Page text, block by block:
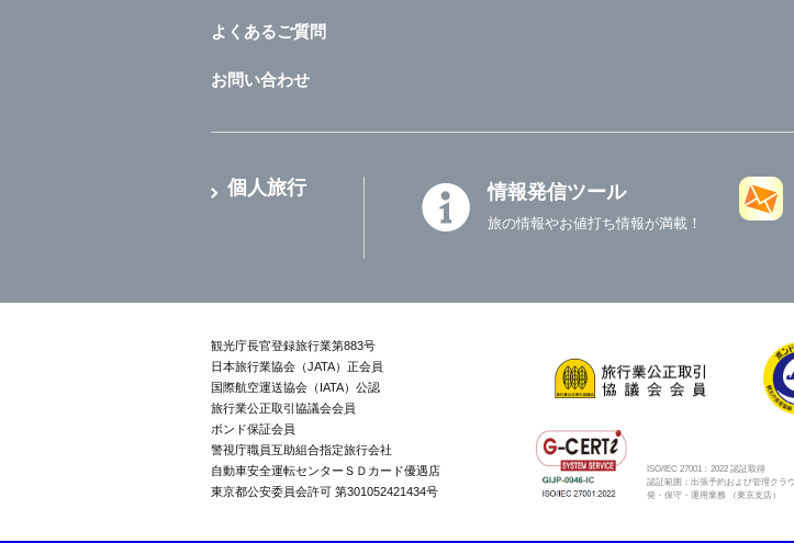
よくあるご質問
お問い合わせ
個人旅行 情報発信ツール
旅の情報やお値打ち情報が満載！
観光庁長官登録旅行業第883号
日本旅行業協会（JATA）正会員
国際航空運送協会（IATA）公認
旅行業公正取引協議会会員
ボンド保証会員
警視庁職員互助組合指定旅行会社
自動車安全運転センターＳＤカード優遇店
東京都公安委員会許可 第301052421434号
ISO/IEC 27001：2022 認証取得
認証範囲：出張予約および管理クラ
発・保守・運用業務 （東京支店）